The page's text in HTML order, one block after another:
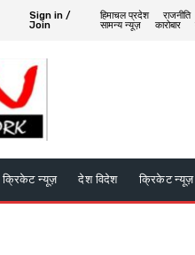
Sign in /
Join
हिमाचल प्रदेश राजनीति
सामन्य न्यूज़
कारोबार
क्रिकेट न्यूज़ देश विदेश क्रिकेट न्यूज़